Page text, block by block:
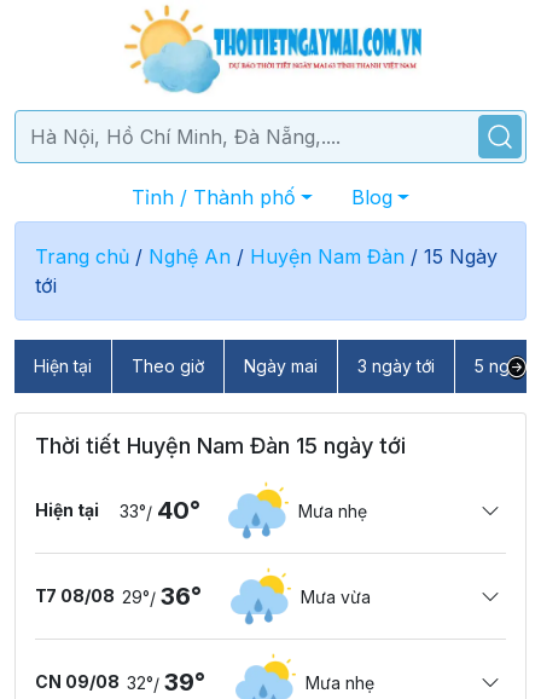
Tỉnh / Thành phố Blog
Trang chủ / Nghệ An / Huyện Nam Đàn / 15 Ngày
tới
Hiện tại Theo giờ Ngày mai 3 ngày tới 5 ngày
Thời tiết Huyện Nam Đàn 15 ngày tới
Hiện tại 33°/ 40° Mưa nhẹ
T7 08/08 29°/ 36° Mưa vừa
CN 09/08 32°/ 39° Mưa nhẹ